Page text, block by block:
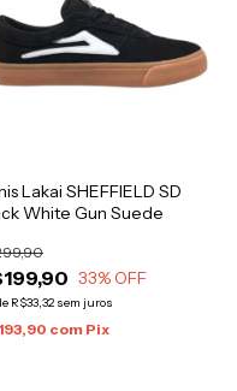
Lakai SHEFFIELD SD
White Gun Suede
33% OFF
R$33,32 sem juros
com Pix